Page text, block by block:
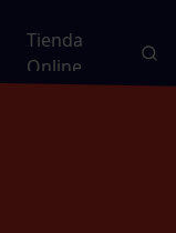
Tienda
Online